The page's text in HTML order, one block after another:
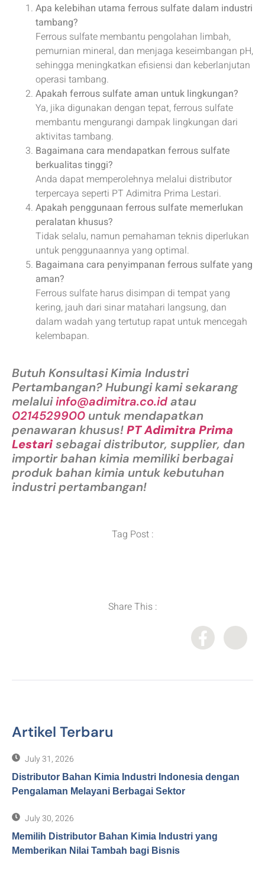
Apa kelebihan utama ferrous sulfate dalam industri
tambang?
Ferrous sulfate membantu pengolahan limbah,
pemurnian mineral, dan menjaga keseimbangan pH,
sehingga meningkatkan efisiensi dan keberlanjutan
operasi tambang.
Apakah ferrous sulfate aman untuk lingkungan?
Ya, jika digunakan dengan tepat, ferrous sulfate
membantu mengurangi dampak lingkungan dari
aktivitas tambang.
Bagaimana cara mendapatkan ferrous sulfate
berkualitas tinggi?
Anda dapat memperolehnya melalui distributor
terpercaya seperti PT Adimitra Prima Lestari.
Apakah penggunaan ferrous sulfate memerlukan
peralatan khusus?
Tidak selalu, namun pemahaman teknis diperlukan
untuk penggunaannya yang optimal.
Bagaimana cara penyimpanan ferrous sulfate yang
aman?
Ferrous sulfate harus disimpan di tempat yang
kering, jauh dari sinar matahari langsung, dan
dalam wadah yang tertutup rapat untuk mencegah
kelembapan.
Butuh Konsultasi Kimia Industri
Pertambangan? Hubungi kami sekarang
melaluiinfo@adimitra.co.idatau
0214529900 untuk mendapatkan
penawaran khusus!PT Adimitra Prima
Lestarisebagai distributor, supplier, dan
importir bahan kimia memiliki berbagai
produk bahan kimia untuk kebutuhan
industri pertambangan!
Tag Post :
Share This :
Artikel Terbaru
July 31, 2026
Distributor Bahan Kimia Industri Indonesia dengan
Pengalaman Melayani Berbagai Sektor
July 30, 2026
Memilih Distributor Bahan Kimia Industri yang
Memberikan Nilai Tambah bagi Bisnis